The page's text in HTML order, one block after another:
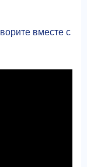
вместе с